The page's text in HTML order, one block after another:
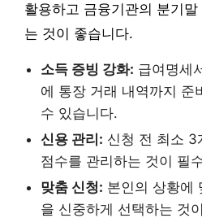
활용하고 금융기관의 분기
는 것이 좋습니다.
소득 증빙 강화: 급여명세
에 통장 거래 내역까지 준
수 있습니다.
신용 관리: 신청 전 최소 3
점수를 관리하는 것이 필
맞춤 신청: 본인의 상황에
을 신중하게 선택하는 것